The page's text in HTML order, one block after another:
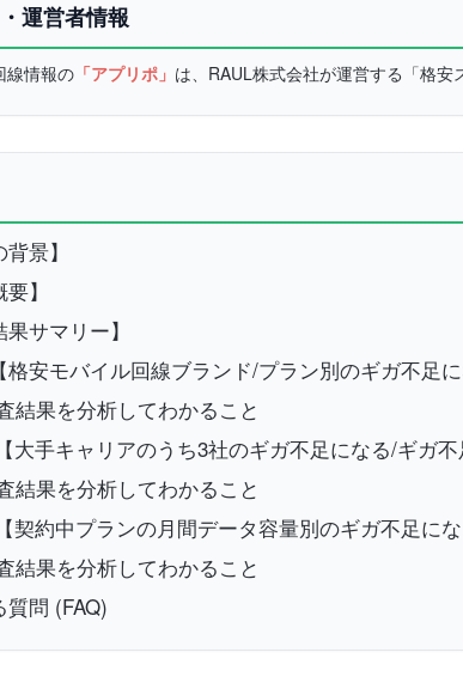
運営者情報
線情報の 「アプリポ」 は、RAUL株式会社が運営する「格安
背景】
】
果サマリー】
安モバイル回線ブランド/プラン別のギガ不足
結果を分析してわかること
手キャリアのうち3社のギガ不足になる/ギガ不
結果を分析してわかること
約中プランの月間データ容量別のギガ不足に
結果を分析してわかること
質問 (FAQ)